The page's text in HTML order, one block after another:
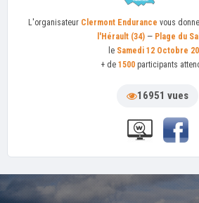
L'organisateur Clermont Endurance vous
l'Hérault (34)— Plage du
le Samedi 12 Octobre
+ de 1500 participants
16951 vues